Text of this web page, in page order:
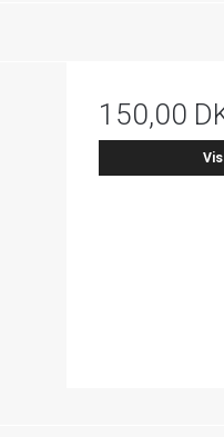
150,00